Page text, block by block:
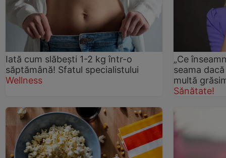
Iată cum slăbești 1-2 kg într-o
săptămână! Sfatul specialistului
Wellness
„Ce
seama
multă
Sănătate!